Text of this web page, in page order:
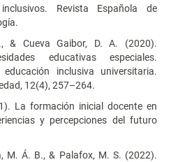
Revista Española de
& Cueva Gaibor, D. A. (2020).
educativas especiales.
inclusiva universitaria.
12(4), 257–264.
La formación inicial docente en
y percepciones del futuro
M. Á. B., & Palafox, M. S. (2022).